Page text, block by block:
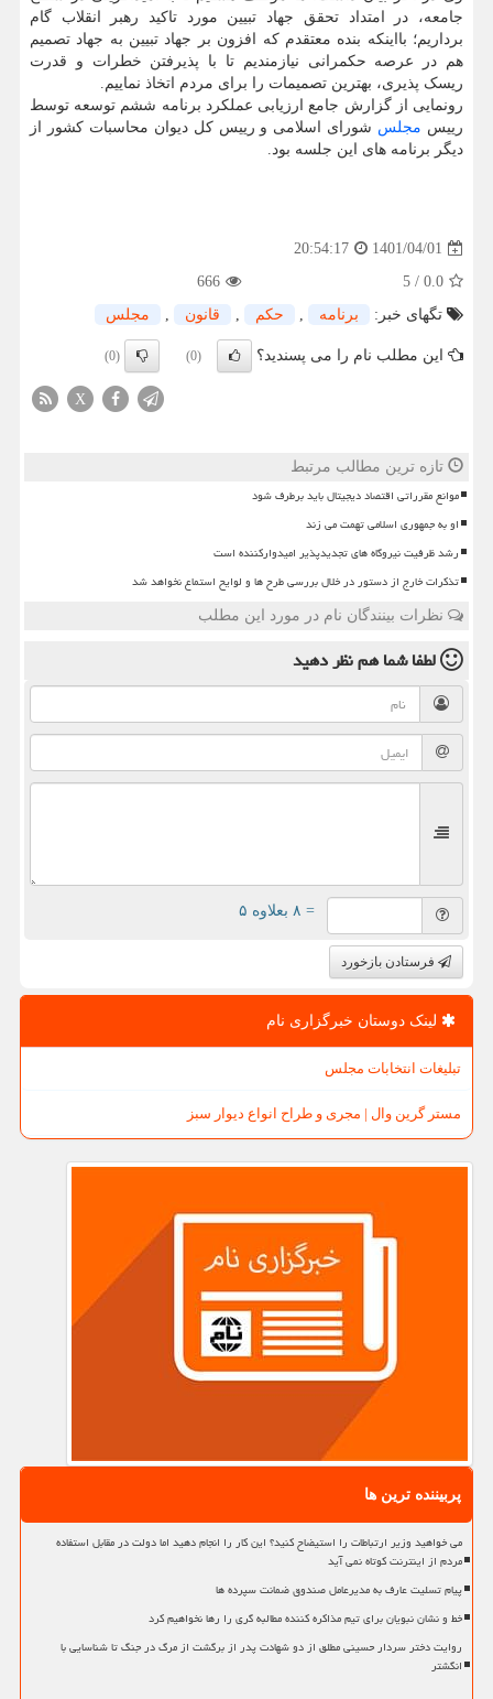
جامعه، در امتداد تحقق جهاد تبیین مورد تاکید رهبر انقلاب گام
برداریم؛ بااینکه بنده معتقدم که افزون بر جهاد تبیین به جهاد تصمیم
هم در عرصه حکمرانی نیازمندیم تا با پذیرفتن خطرات و قدرت
ریسک پذیری، بهترین تصمیمات را برای مردم اتخاذ نماییم.
رونمایی از گزارش جامع ارزیابی عملکرد برنامه ششم توسعه توسط
رییس مجلس شورای اسلامی و رییس کل دیوان محاسبات کشور از
دیگر برنامه های این جلسه بود.
1401/04/01
20:54:17
0.0
/
5
666
تگهای خبر:
برنامه , حكم , قانون , مجلس
این مطلب نام را می پسندید؟ (0)
(0)
X
تازه ترین مطالب مرتبط
موانع مقرراتی اقتصاد دیجیتال باید برطرف شود
او به جمهوری اسلامی تهمت می زند
رشد ظرفیت نیروگاه های تجدیدپذیر امیدوارکننده است
تذکرات خارج از دستور در خلال بررسی طرح ها و لوایح استماع نخواهد شد
نظرات بینندگان نام در مورد این مطلب
لطفا شما همنظر دهید
= ۸ بعلاوه ۵
فرستادن بازخورد
لینک دوستان خبرگزاری نام
تبلیغات انتخابات مجلس
مستر گرین وال | مجری و طراح انواع دیوار سبز
پربیننده ترین ها
می خواهید وزیر ارتباطات را استیضاح کنید؟ این کار را انجام دهید اما دولت در مقابل استفاده
مردم از اینترنت کوتاه نمی آید
پیام تسلیت عارف به مدیرعامل صندوق ضمانت سپرده ها
خط و نشان نبویان برای تیم مذاکره کننده مطالبه گری را رها نخواهیم کرد
روایت دختر سردار حسینی مطلق از دو شهادت پدر از برگشت از مرگ در جنگ تا شناسایی با
انگشتر